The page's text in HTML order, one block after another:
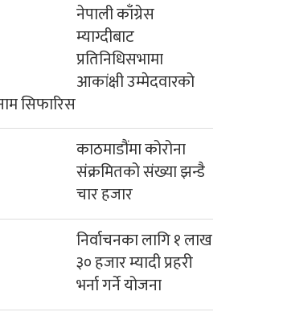
नेपाली काँग्रेस
म्याग्दीबाट
प्रतिनिधिसभामा
आकांक्षी उम्मेदवारको
सिफारिस
काठमाडौंमा कोरोना
संक्रमितको संख्या झन्डै
चार हजार
निर्वाचनका लागि १ लाख
३० हजार म्यादी प्रहरी
भर्ना गर्ने योजना